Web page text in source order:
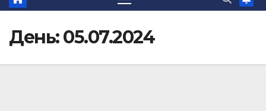
День:05.07.2024